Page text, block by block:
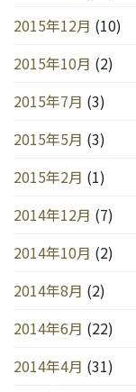
2015年12月 (10)
2015年10月 (2)
2015年7月 (3)
2015年5月 (3)
2015年2月 (1)
2014年12月 (7)
2014年10月 (2)
2014年8月 (2)
2014年6月 (22)
2014年4月 (31)